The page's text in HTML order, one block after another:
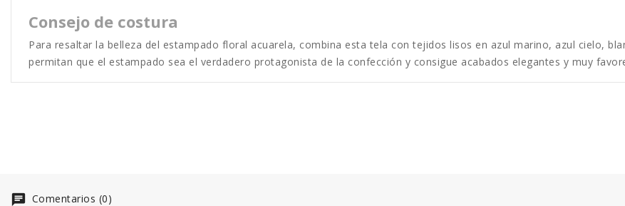
Consejo de costura
Para resaltar la belleza del estampado floral acuarela, combina esta tela con tejidos lisos en azul marino, azul cielo,
permitan que el estampado sea el verdadero protagonista de la confección y consigue acabados elegantes y muy
Comentarios (0)